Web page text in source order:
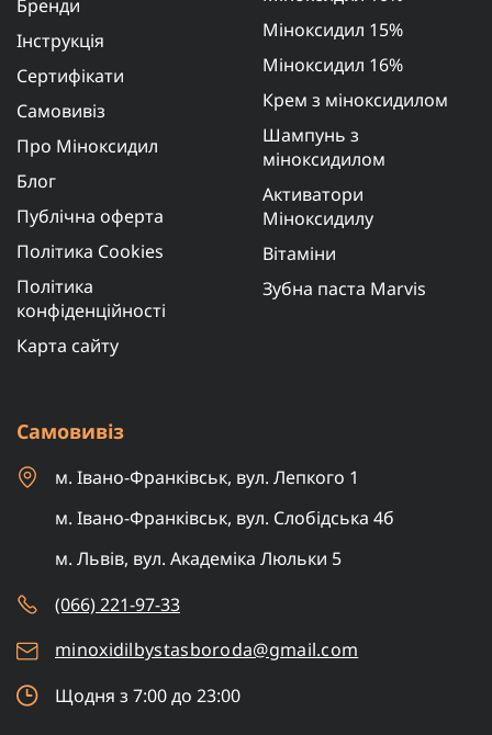
Бренди
Інструкція
Сертифікати
Самовивіз
Про Міноксидил
Блог
Публічна оферта
Політика Cookies
Політика
конфіденційності
Карта сайту
Міноксидил 15%
Міноксидил 16%
Крем з міноксидилом
Шампунь з
міноксидилом
Активатори
Міноксидилу
Вітаміни
Зубна паста Marvis
Самовивіз
м. Івано-Франківськ, вул. Лепкого 1
м. Івано-Франківськ, вул. Слобідська 4б
м. Львів, вул. Академіка Люльки 5
(066) 221-97-33
minoxidilbystasboroda@gmail.com
Щодня з 7:00 до 23:00